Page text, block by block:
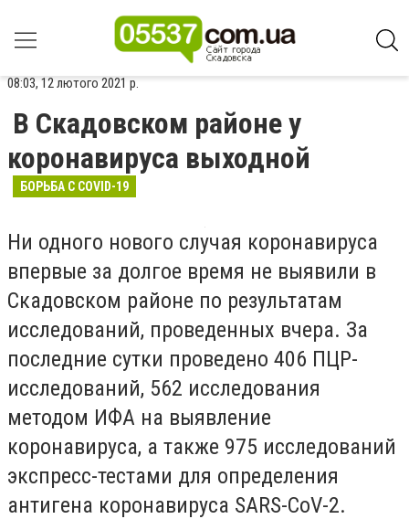
08:03, 12 лютого 2021 р.
В Скадовском районе у
коронавируса выходной
БОРЬБА С COVID-19
Ни одного нового случая коронавируса
впервые за долгое время не выявили в
Скадовском районе по результатам
исследований, проведенных вчера. За
последние сутки проведено 406 ПЦР-
исследований, 562 исследования
методом ИФА на выявление
коронавируса, а также 975 исследований
экспресс-тестами для определения
антигена коронавируса SARS-CoV-2.